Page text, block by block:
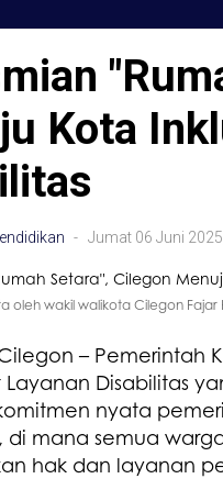
Kota
- Jumat 06 Juni
oleh wakil walikota Cilegon
– Pemerintah
Disabilitas
nyata
di mana semua
hak dan layanan